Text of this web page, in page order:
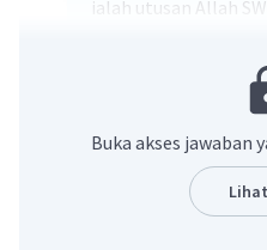
ialah utusan Allah
Level 64
03 Juni 2026 13:23
Buka akses jawaban